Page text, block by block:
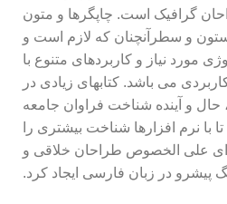
گرافیک است. چاپگرها و متون
ستون و سطرآنچنان که لازم است و
مورد نیاز و کاربردهای متنوع با
می باشد. کتابهای زیادی در
و آینده شناخت فراوان جامعه
نرم افزارها شناخت بیشتری را
ای علی الخصوص طراحان خلاقی و
پیشرو در زبان فارسی ایجاد کرد.